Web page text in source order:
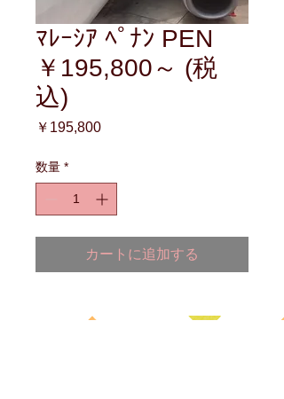
ﾏﾚｰｼｱ ﾍﾟﾅﾝ PEN
￥195,800～ (税
込)
￥195,800価
数量 *
カートに追加する